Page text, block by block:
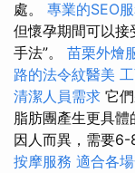
處。 專業的SEO
但懷孕期間可以接
手法”。 苗栗外燴
路的法令紋醫美
清潔人員需求 它
脂肪團產生更具
因人而異，需要6-
按摩服務 適合各